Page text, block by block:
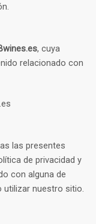
, cuya
relacionado con
las presentes
de privacidad y
con alguna de
nuestro sitio.